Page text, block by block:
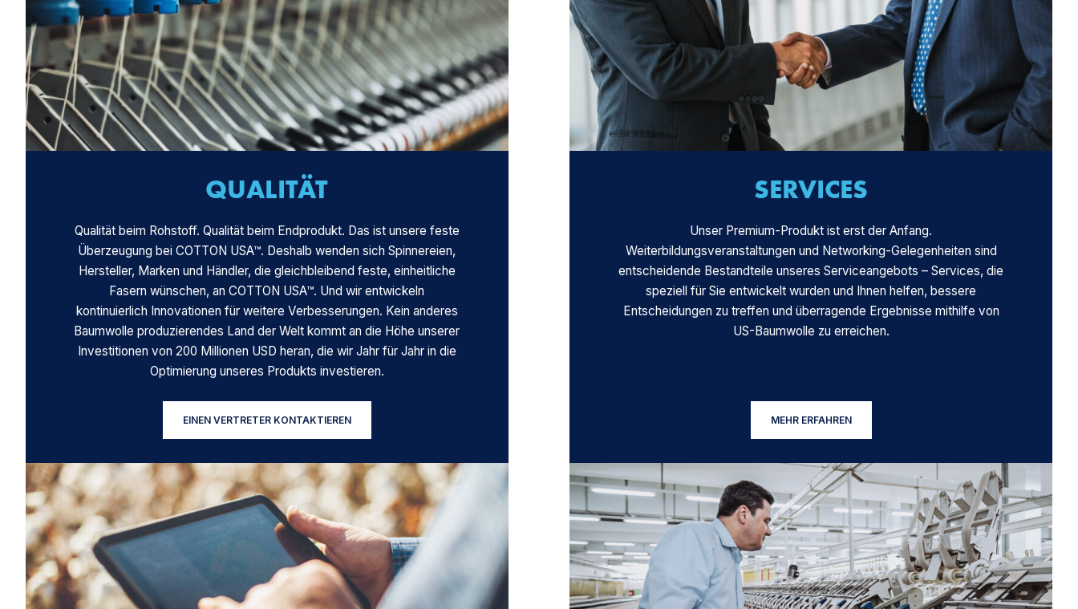
QUALITÄT
Qualität beim Rohstoff. Qualität beim Endprodukt. Das ist unsere feste
Überzeugung bei COTTON USA™. Deshalb wenden sich Spinnereien,
Hersteller, Marken und Händler, die gleichbleibend feste, einheitliche
Fasern wünschen, an COTTON USA™. Und wir entwickeln
kontinuierlich Innovationen für weitere Verbesserungen. Kein anderes
Baumwolle produzierendes Land der Welt kommt an die Höhe unserer
Investitionen von 200 Millionen USD heran, die wir Jahr für Jahr in die
Optimierung unseres Produkts investieren.
EINEN VERTRETER KONTAKTIEREN
SERVICES
Unser Premium-Produkt ist erst der Anfang.
Weiterbildungsveranstaltungen und Networking-Gelegenheiten sind
entscheidende Bestandteile unseres Serviceangebots – Services, die
speziell für Sie entwickelt wurden und Ihnen helfen, bessere
Entscheidungen zu treffen und überragende Ergebnisse mithilfe von
US-Baumwolle zu erreichen.
MEHR ERFAHREN